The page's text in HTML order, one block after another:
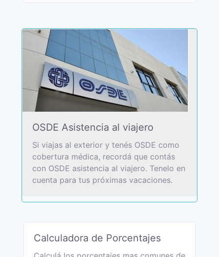
OSDE Asistencia al viajero
Si viajas al exterior y tenés OSDE como
cobertura médica, recordá que contás
con OSDE asistencia al viajero. Tenelo en
cuenta para tus próximas vacaciones.
Calculadora de Porcentajes